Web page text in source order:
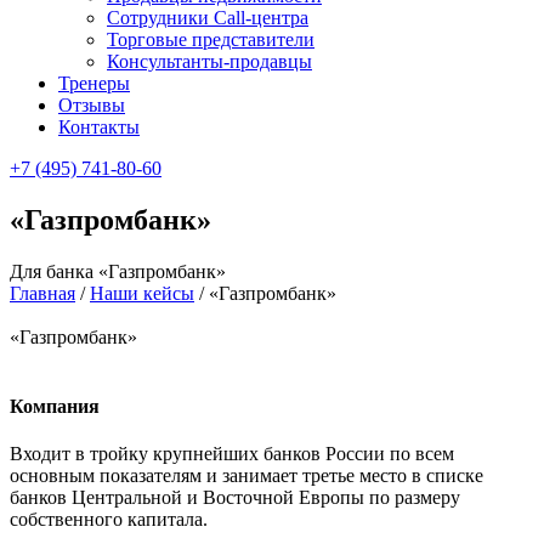
Сотрудники Call-центра
Торговые представители
Консультанты-продавцы
Тренеры
Отзывы
Контакты
+7 (495) 741-80-60
«Газпромбанк»
Для банка «Газпромбанк»
Главная /Наши кейсы / «Газпромбанк»
«Газпромбанк»
Компания
Входит в тройку крупнейших банков России по всем
основным показателям и занимает третье место в списке
банков Центральной и Восточной Европы по размеру
собственного капитала.